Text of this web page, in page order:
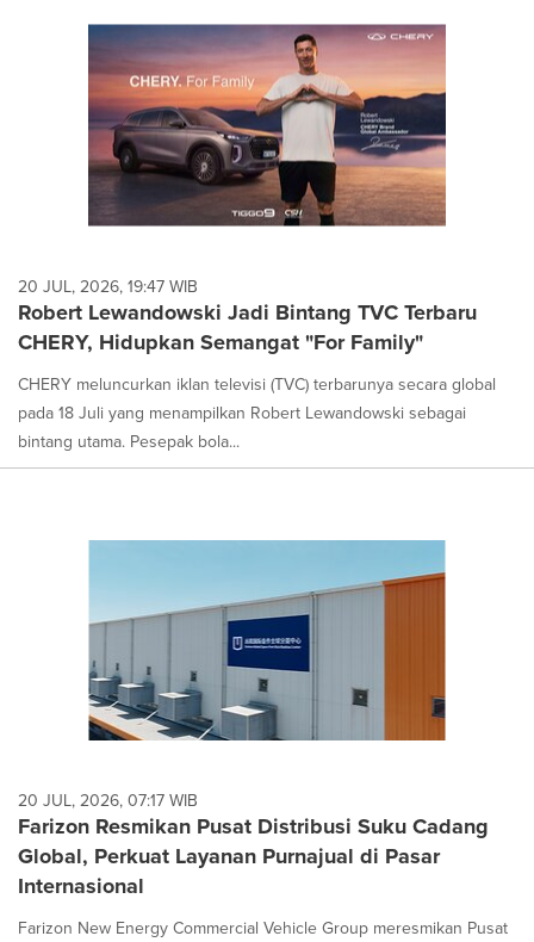
20 JUL, 2026, 19:47 WIB
Robert Lewandowski Jadi Bintang TVC Terbaru
CHERY, Hidupkan Semangat "For Family"
CHERY meluncurkan iklan televisi (TVC) terbarunya secara global
pada 18 Juli yang menampilkan Robert Lewandowski sebagai
bintang utama. Pesepak bola...
20 JUL, 2026, 07:17 WIB
Farizon Resmikan Pusat Distribusi Suku Cadang
Global, Perkuat Layanan Purnajual di Pasar
Internasional
Farizon New Energy Commercial Vehicle Group meresmikan Pusat